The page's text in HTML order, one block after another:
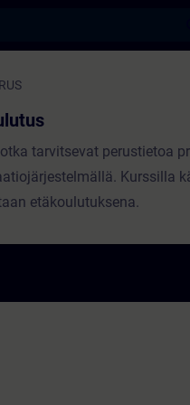
-
tarvitsevat perustietoa
Kurssilla
etäkoulutuksena.